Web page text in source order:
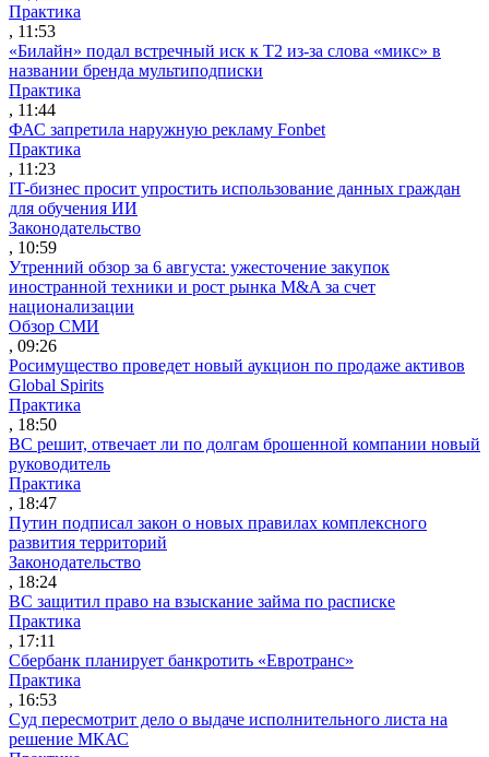
Практика
, 11:53
«Билайн» подал встречный иск к Т2 из-за слова «микс» в
названии бренда мультиподписки
Практика
, 11:44
ФАС запретила наружную рекламу Fonbet
Практика
, 11:23
IT-бизнес просит упростить использование данных граждан
для обучения ИИ
Законодательство
, 10:59
Утренний обзор за 6 августа: ужесточение закупок
иностранной техники и рост рынка M&A за счет
национализации
Обзор СМИ
, 09:26
Росимущество проведет новый аукцион по продаже активов
Global Spirits
Практика
, 18:50
ВС решит, отвечает ли по долгам брошенной компании новый
руководитель
Практика
, 18:47
Путин подписал закон о новых правилах комплексного
развития территорий
Законодательство
, 18:24
ВС защитил право на взыскание займа по расписке
Практика
, 17:11
Сбербанк планирует банкротить «Евротранс»
Практика
, 16:53
Суд пересмотрит дело о выдаче исполнительного листа на
решение МКАС